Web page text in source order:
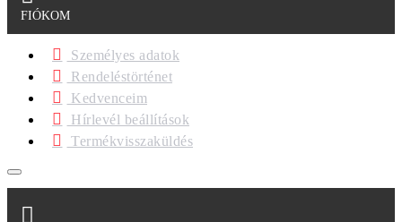
FIÓKOM
Személyes adatok
Rendeléstörténet
Kedvenceim
Hírlevél beállítások
Termékvisszaküldés